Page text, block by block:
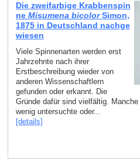
Die zweifarbige Krabbenspin
ne Misumena bicolorSimon,
1875 in Deutschland nachge
wiesen
Viele Spinnenarten werden erst
Jahrzehnte nach ihrer
Erstbeschreibung wieder von
anderen Wissenschaftlern
gefunden oder erkannt. Die
Gründe dafür sind vielfältig. Manche
wenig untersuchte oder...
[details]